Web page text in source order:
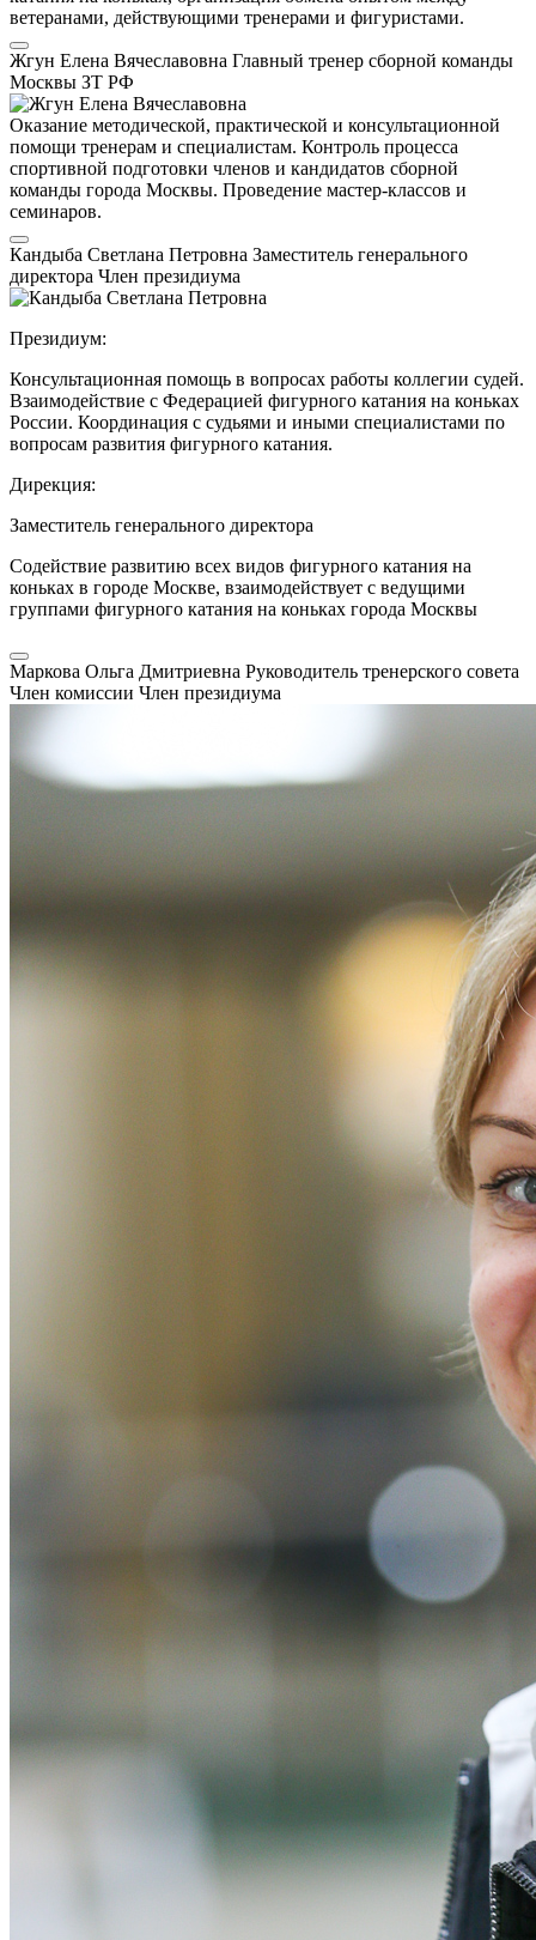
ветеранами, действующими тренерами и фигуристами.
Жгун Елена Вячеславовна Главный тренер сборной команды
Москвы ЗТ РФ
Оказание методической, практической и консультационной
помощи тренерам и специалистам. Контроль процесса
спортивной подготовки членов и кандидатов сборной
команды города Москвы. Проведение мастер-классов и
семинаров.
Кандыба Светлана Петровна Заместитель генерального
директора Член президиума
Президиум:
Консультационная помощь в вопросах работы коллегии судей.
Взаимодействие с Федерацией фигурного катания на коньках
России. Координация с судьями и иными специалистами по
вопросам развития фигурного катания.
Дирекция:
Заместитель генерального директора
Содействие развитию всех видов фигурного катания на
коньках в городе Москве, взаимодействует с ведущими
группами фигурного катания на коньках города Москвы
Маркова Ольга Дмитриевна Руководитель тренерского совета
Член комиссии Член президиума